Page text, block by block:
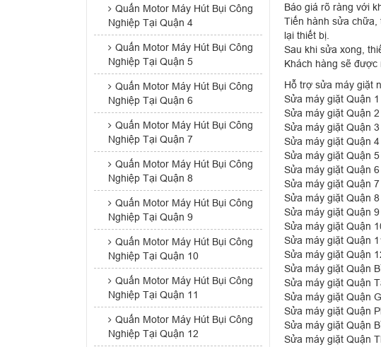
Quấn Motor Máy Hút Bụi Công
Nghiệp Tại Quận 4
Quấn Motor Máy Hút Bụi Công
Nghiệp Tại Quận 5
Quấn Motor Máy Hút Bụi Công
Nghiệp Tại Quận 6
Quấn Motor Máy Hút Bụi Công
Nghiệp Tại Quận 7
Quấn Motor Máy Hút Bụi Công
Nghiệp Tại Quận 8
Quấn Motor Máy Hút Bụi Công
Nghiệp Tại Quận 9
Quấn Motor Máy Hút Bụi Công
Nghiệp Tại Quận 10
Quấn Motor Máy Hút Bụi Công
Nghiệp Tại Quận 11
Quấn Motor Máy Hút Bụi Công
Nghiệp Tại Quận 12
Báo giá rõ ràng với
Tiến hành sửa chữa,
lại thiết bị.
Sau khi sửa xong,
Khách hàng sẽ được
Hỗ trợ sửa máy giặt
Sửa máy giặt Quận 1
Sửa máy giặt Quận 2
Sửa máy giặt Quận 3
Sửa máy giặt Quận 4
Sửa máy giặt Quận 5
Sửa máy giặt Quận 6
Sửa máy giặt Quận 7
Sửa máy giặt Quận 8
Sửa máy giặt Quận 9
Sửa máy giặt Quận
Sửa máy giặt Quận
Sửa máy giặt Quận
Sửa máy giặt Quận
Sửa máy giặt Quận
Sửa máy giặt Quận
Sửa máy giặt Quận
Sửa máy giặt Quận
Sửa máy giặt Quận